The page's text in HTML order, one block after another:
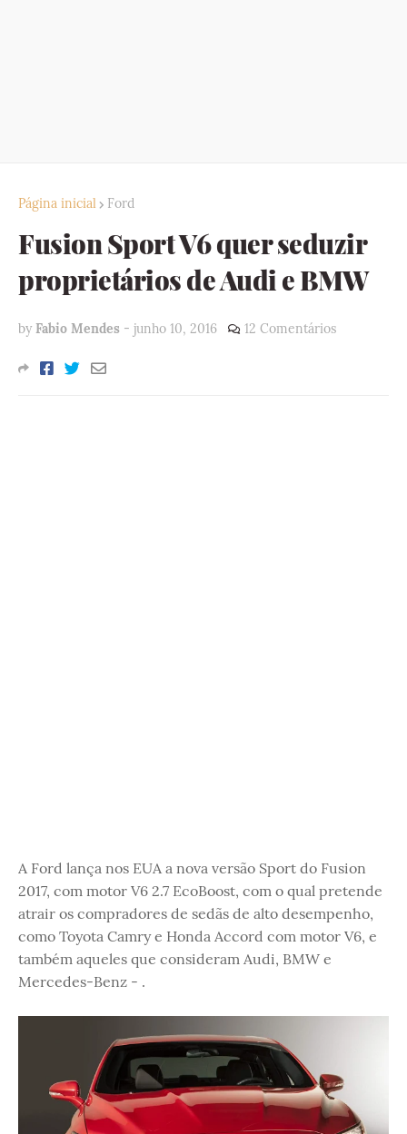
Página inicial Ford
Fusion Sport V6 quer seduzir
proprietários de Audi e BMW
by Fabio Mendes - junho 10, 2016 12 Comentários
A Ford lança nos EUA a nova versão Sport do Fusion
2017, com motor V6 2.7 EcoBoost, com o qual pretende
atrair os compradores de sedãs de alto desempenho,
como Toyota Camry e Honda Accord com motor V6, e
também aqueles que consideram Audi, BMW e
Mercedes-Benz - .